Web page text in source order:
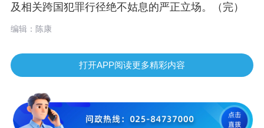
及相关跨国犯罪行径绝不姑息的严正立场。（完）
编辑：陈康
打开APP阅读更多精彩内容